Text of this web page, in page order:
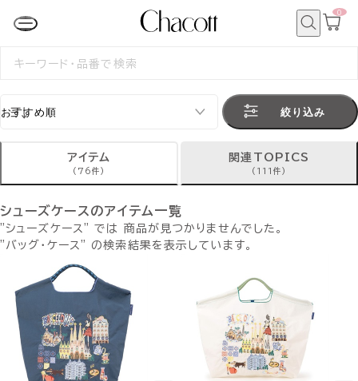
カ
0
検
絞り込み
アイテム
(76件)
関連TOPICS
(111件)
シューズケースのアイテム一覧
"シューズケース" では 商品が見つかりませんでした。
"バッグ・ケース" の検索結果を表示しています。